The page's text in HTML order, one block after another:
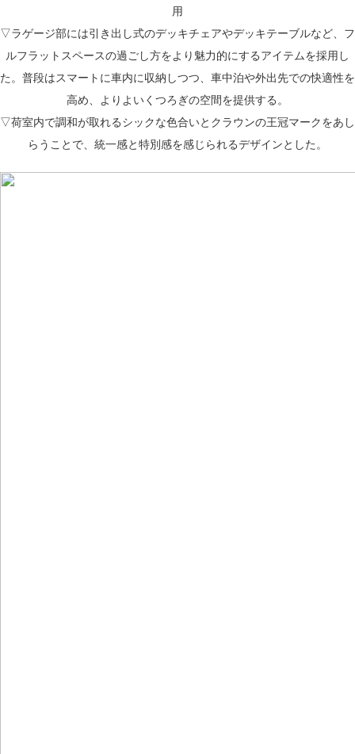
用
▽ラゲージ部には引き出し式のデッキチェアやデッキテーブルなど、フ
ルフラットスペースの過ごし方をより魅力的にするアイテムを採用し
た。普段はスマートに車内に収納しつつ、車中泊や外出先での快適性を
高め、よりよいくつろぎの空間を提供する。
▽荷室内で調和が取れるシックな色合いとクラウンの王冠マークをあし
らうことで、統一感と特別感を感じられるデザインとした。